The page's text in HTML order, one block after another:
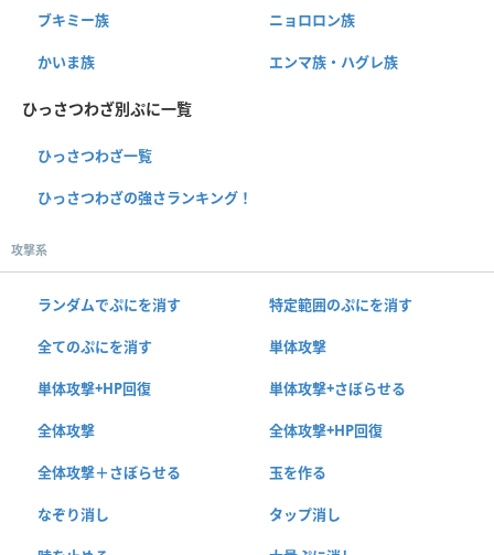
ブキミー族 ニョロロン族
かいま族 エンマ族・ハグレ族
ひっさつわざ別ぷに一覧
ひっさつわざ一覧
ひっさつわざの強さランキング！
攻撃系
ランダムでぷにを消す 特定範囲のぷにを消す
全てのぷにを消す 単体攻撃
単体攻撃+HP回復 単体攻撃+さぼらせる
全体攻撃 全体攻撃+HP回復
全体攻撃＋さぼらせる 玉を作る
なぞり消し タップ消し